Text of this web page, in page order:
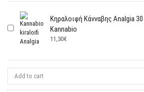
Κηραλοιφή Κάνναβης Analgia 30
Kannabio
11,30€